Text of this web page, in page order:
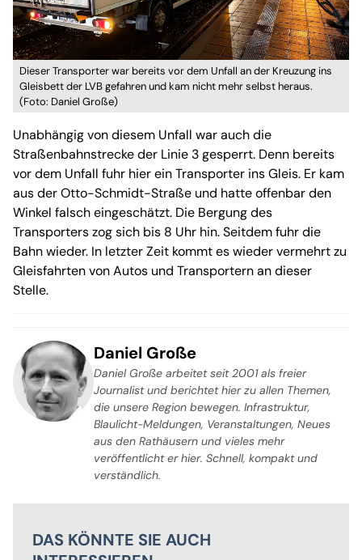
Dieser Transporter war bereits vor dem Unfall an der Kreuzung ins
Gleisbett der LVB gefahren und kam nicht mehr selbst heraus.
(Foto: Daniel Große)
Unabhängig von diesem Unfall war auch die
Straßenbahnstrecke der Linie 3 gesperrt. Denn bereits
vor dem Unfall fuhr hier ein Transporter ins Gleis. Er kam
aus der Otto-Schmidt-Straße und hatte offenbar den
Winkel falsch eingeschätzt. Die Bergung des
Transporters zog sich bis 8 Uhr hin. Seitdem fuhr die
Bahn wieder. In letzter Zeit kommt es wieder vermehrt zu
Gleisfahrten von Autos und Transportern an dieser
Stelle.
Daniel Große
Daniel Große arbeitet seit 2001 als freier
Journalist und berichtet hier zu allen Themen,
die unsere Region bewegen. Infrastruktur,
Blaulicht-Meldungen, Veranstaltungen, Neues
aus den Rathäusern und vieles mehr
veröffentlicht er hier. Schnell, kompakt und
verständlich.
DAS KÖNNTE SIE AUCH